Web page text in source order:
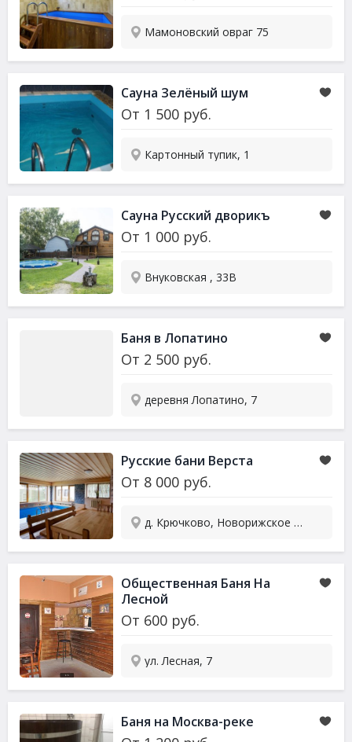
Мамоновский овраг 75
Сауна Зелёный шум
От 1 500 руб.
Картонный тупик, 1
Сауна Русский дворикъ
От 1 000 руб.
Внуковская , 33В
Баня в Лопатино
От 2 500 руб.
деревня Лопатино, 7
Русские бани Верста
От 8 000 руб.
д. Крючково, Новорижское ш., 38 км от МКАД
Общественная Баня На
Лесной
От 600 руб.
ул. Лесная, 7
Баня на Москва-реке